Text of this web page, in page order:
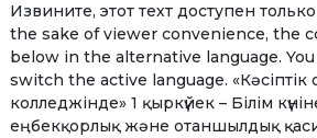
Извините, этот техт доступен
the sake of viewer convenience, the
below in the alternative language.
switch the active language. «Кәсіптік
колледжінде» 1 қыркүйек – Білім
еңбекқорлық және отаншылдық